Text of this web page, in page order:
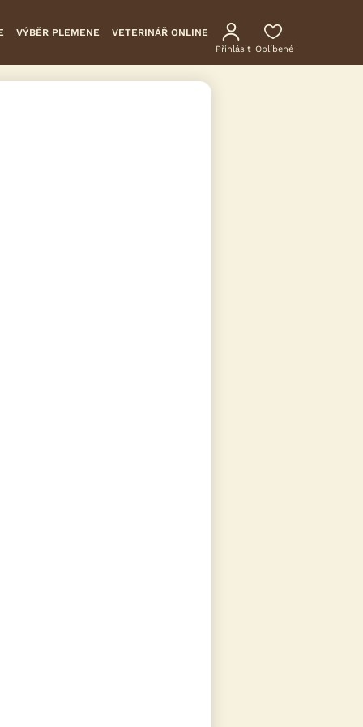
VÝBĚR PLEMENE VETERINÁŘ ONLINE
Přihlásit Oblíbené